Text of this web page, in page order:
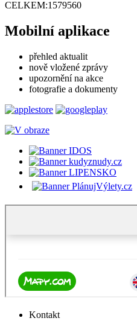
CELKEM:1579560
Mobilní aplikace
přehled aktualit
nově vložené zprávy
upozornění na akce
fotografie a dokumenty
Kontakt